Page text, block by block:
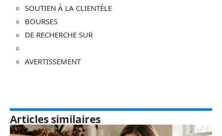
SOUTIEN À LA CLIENTÈLE
BOURSES
DE RECHERCHE SUR
AVERTISSEMENT
Articles similaires